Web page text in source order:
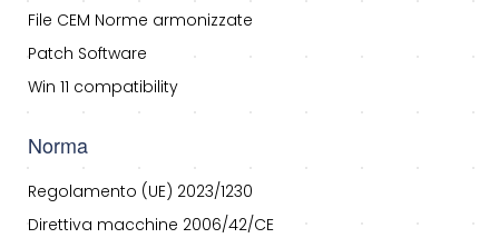
File CEM Norme armonizzate
Patch Software
Win 11 compatibility
Norma
Regolamento (UE) 2023/1230
Direttiva macchine 2006/42/CE